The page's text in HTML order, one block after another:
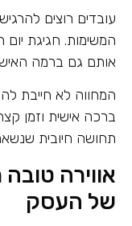
עובדים רוצים
המשימות. חגיגת
אותם גם ברמה
המחווה לא חייבת
ברכה אישית וזמן
תחושה חיובית
אווירה
של העסק